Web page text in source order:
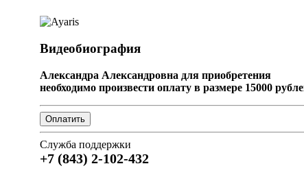
Видеобиография
Александра Александровна для приобретения
необходимо произвести оплату в размере 15000
Служба поддержки
+7 (843) 2-102-432